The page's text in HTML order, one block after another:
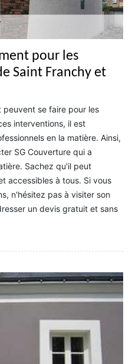
pour les
Saint Franchy et
peuvent se faire pour les
interventions, il est
en la matière. Ainsi,
SG Couverture qui a
Sachez qu'il peut
accessibles à tous. Si vous
n'hésitez pas à visiter son
un devis gratuit et sans